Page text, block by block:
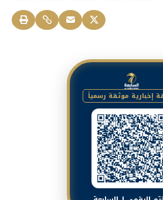
إخبارية موثقة رسمياً